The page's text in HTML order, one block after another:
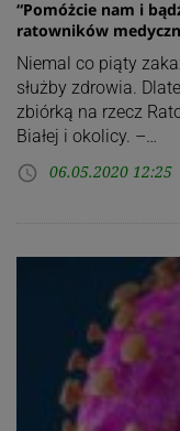
“Pomóżcie nam i
ratowników
Niemal co piąty
służby zdrowia.
zbiórką na rzecz
Białej i okolicy. –…
access_time 06.05.2020 12:25